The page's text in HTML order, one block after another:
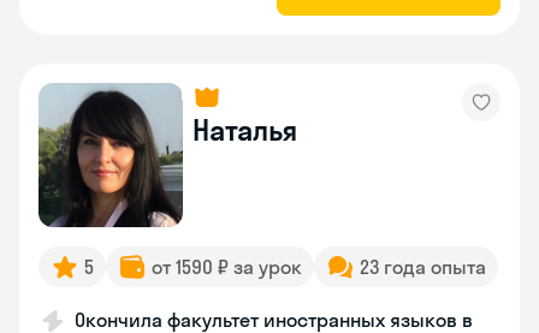
Наталья
5 от 1590 ₽ за урок 23 года опыта
Окончила факультет иностранных языков в